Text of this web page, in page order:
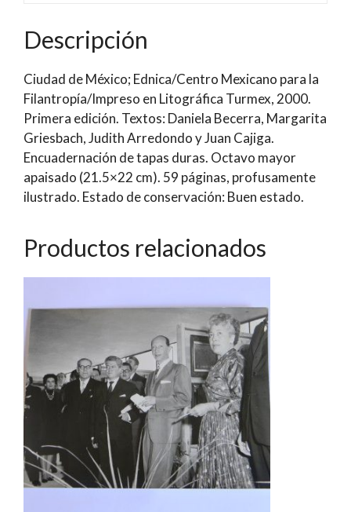
Sociales
Fotografías:
Lara
Becerra,
Oscar
Necoechea
y
Claudia
cantidad
Descripción
Ciudad de México; Ednica/Centro Mexicano para la
Filantropía/Impreso en Litográfica Turmex, 2000.
Primera edición. Textos: Daniela Becerra, Margarita
Griesbach, Judith Arredondo y Juan Cajiga.
Encuadernación de tapas duras. Octavo mayor
apaisado (21.5×22 cm). 59 páginas, profusamente
ilustrado. Estado de conservación: Buen estado.
Productos relacionados